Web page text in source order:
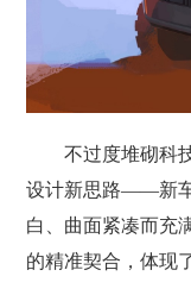
不过度堆砌科
设计新思路——新
白、曲面紧凑而充
的精准契合，体现